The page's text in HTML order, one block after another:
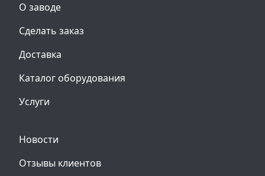
О заводе
Сделать заказ
Доставка
Каталог оборудования
Услуги
Новости
Отзывы клиентов